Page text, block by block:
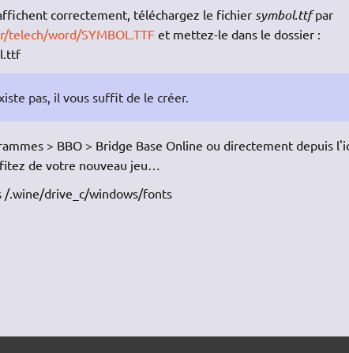
correctement, téléchargez le fichier symbol.ttfpar
word/SYMBOL.TTF et mettez-le dans le dossier :
pas, il vous suffit de le créer.
> BBO > Bridge Base Online ou directement depuis
de votre nouveau jeu…
/.wine/drive_c/windows/fonts